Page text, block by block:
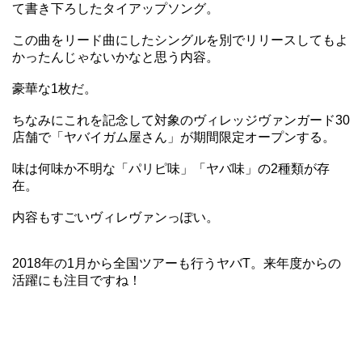
て書き下ろしたタイアップソング。
この曲をリード曲にしたシングルを別でリリースしてもよ
かったんじゃないかなと思う内容。
豪華な1枚だ。
ちなみにこれを記念して対象のヴィレッジヴァンガード30
店舗で「ヤバイガム屋さん」が期間限定オープンする。
味は何味か不明な「パリピ味」「ヤバ味」の2種類が存
在。
内容もすごいヴィレヴァンっぽい。
2018年の1月から全国ツアーも行うヤバT。来年度からの
活躍にも注目ですね！